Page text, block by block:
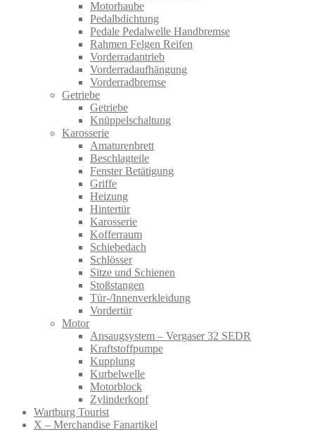
Motorhaube
Pedalbdichtung
Pedale Pedalwelle Handbremse
Rahmen Felgen Reifen
Vorderradantrieb
Vorderradaufhängung
Vorderradbremse
Getriebe
Getriebe
Knüppelschaltung
Karosserie
Amaturenbrett
Beschlagteile
Fenster Betätigung
Griffe
Heizung
Hintertür
Karosserie
Kofferraum
Schiebedach
Schlösser
Sitze und Schienen
Stoßstangen
Tür-/Innenverkleidung
Vordertür
Motor
Ansaugsystem – Vergaser 32 SEDR
Kraftstoffpumpe
Kupplung
Kurbelwelle
Motorblock
Zylinderkopf
Wartburg Tourist
X – Merchandise Fanartikel